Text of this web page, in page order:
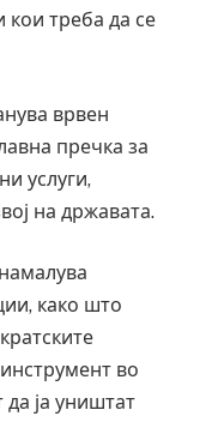
кои треба да се
врвен
пречка за
услуги,
на државата.
како што
во
ја уништат